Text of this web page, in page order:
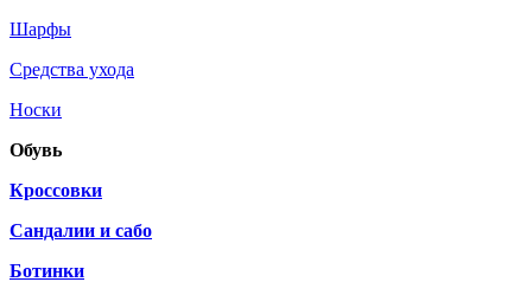
Шарфы
Средства ухода
Носки
Обувь
Кроссовки
Сандалии и сабо
Ботинки